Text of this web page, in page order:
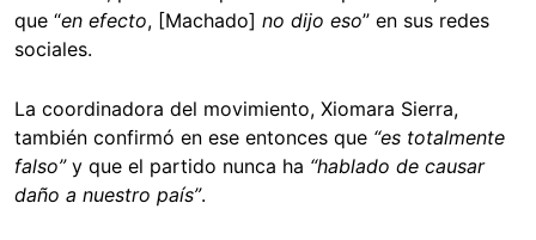
que “en efecto, [Machado] no dijo eso” en sus redes
sociales.
La coordinadora del movimiento, Xiomara Sierra,
también confirmó en ese entonces que “es totalmente
falso”y que el partido nunca ha “hablado de causar
daño a nuestro país”.